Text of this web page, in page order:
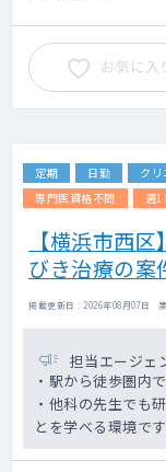
お気に入
定期 日勤 クリ
専門医資格不問
週
【横浜市西
びき治療の案
掲載更新日 : 2026年08月07日
担当エージェ
・駅から徒歩圏内
・他科の先生でも
とを学べる環境です